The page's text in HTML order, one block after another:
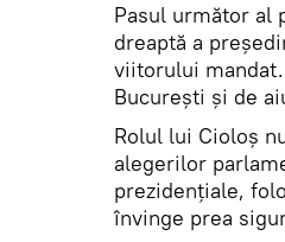
Pasul următor al
dreaptă a
viitorului
București și de
Rolul lui Cioloș
alegerilor
prezidențiale,
învinge prea